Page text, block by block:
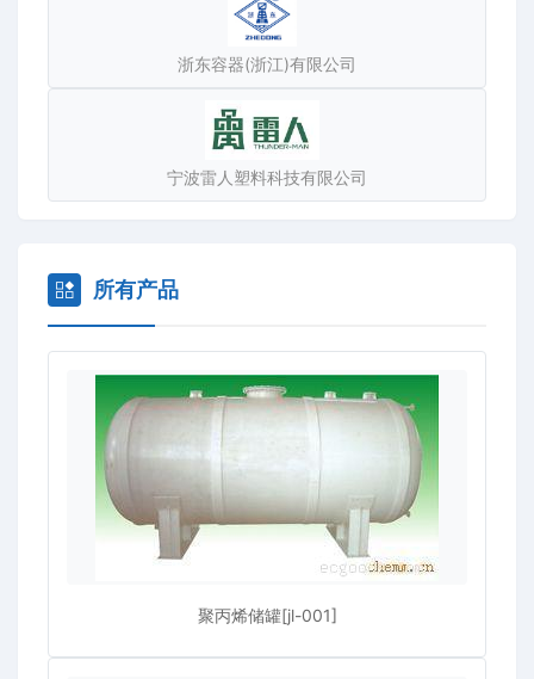
制成，具有：耐腐蚀性能好，耐温高、导热好、体轻、占
地面积小、无毒性、不结垢、安装维修方便、应用面广、
价格低廉等优点。一九八0年化工部对此换热组织了技术鉴
定，邀请生产、科研、大专院校及有关领导机关等三十多
个单位的专家、学者、技术人员领导同志参加。鉴定意见
认为：“在填充改性，二次成型加工，专用工具焊接等方面
果良好，建议推广应用”。并于同年荣获中华人民共和国化
学工业部重大科技成果奖。
我厂的产品已在国内化工、制药、染料、冶金、食
品、石油化纤等许多行业中得到应用。应用证明，该换热
器的许多性能指标均优于其它质材制成的换热器，因此得
到了用户的一致好评。另外本厂还生产聚丙烯风机，聚丙
烯吸收器，聚丙烯反应釜，聚丙烯储罐等等。
浙东容器(浙江)有限公司
宁波雷人塑料科技有限公司
所有产品
聚丙烯储罐[jl-001]